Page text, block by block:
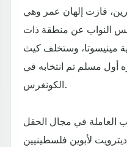
فازت إلهان عمر وهي
النواب عن منطقة ذات
مينيسوتا، وستخلف كيث
أول مسلم تم انتخابه في
الكونغرس.
العاملة في مجال الحقل
لأبوين فلسطينيين